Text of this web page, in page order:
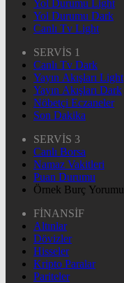
Yol Durumu Light
Yol Durumu Dark
Canlı Tv Light
SERVİS 1
Canlı Tv Dark
Yayın Akışları Light
Yayın Akışları Dark
Nöbetçi Eczaneler
Son Dakika
SERVİS 3
Canlı Borsa
Namaz Vakitleri
Puan Durumu
Örnek Burç Yorumu
FİNANSİF
Altınlar
Dövizler
Hisseler
Kripto Paralar
Pariteler